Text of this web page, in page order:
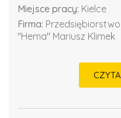
Miejsce pracy: Kielce
Firma:
"Hema" Mariusz Klimek